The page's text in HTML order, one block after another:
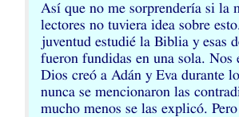
Así que no me sorprendería si la
lectores no tuviera idea sobre
juventud estudié la Biblia y esas
fueron fundidas en una sola. Nos
Dios creó a Adán y Eva durante
nunca se mencionaron las
mucho menos se las explicó.